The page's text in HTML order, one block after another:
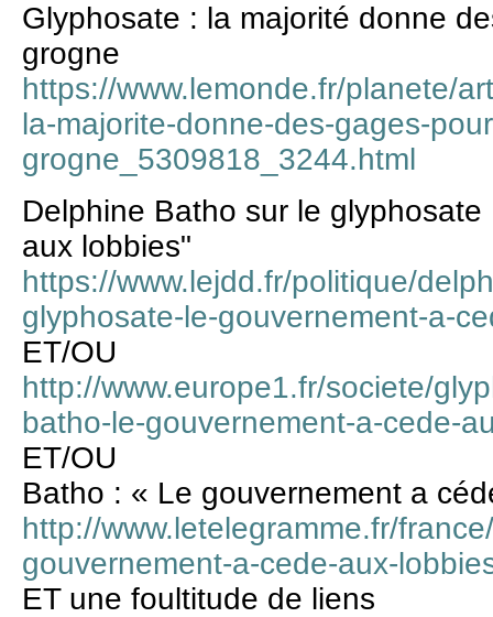
Glyphosate : la majorité donne
grogne
https://www.lemonde.fr/planete/
la-majorite-donne-des-gages-
grogne_5309818_3244.html
Delphine Batho sur le
aux lobbies"
https://www.lejdd.fr/politique/
glyphosate-le-gouvernement-a-
ET/OU
http://www.europe1.fr/societe/
batho-le-gouvernement-a-cede-
ET/OU
Batho : « Le gouvernement a
http://www.letelegramme.fr/
gouvernement-a-cede-aux-
ET une foultitude de liens